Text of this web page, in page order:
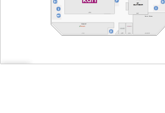
Secret Kitchen
ГАЛАМАРТ